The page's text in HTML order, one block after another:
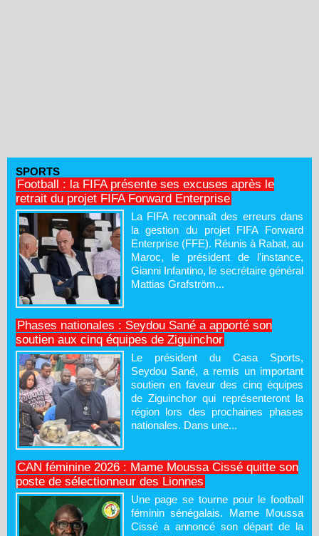
SPORTS
Football : la FIFA présente ses excuses après le
retrait du projet FIFA Forward Enterprise
La FIFA reconnaît des erreurs dans
la gestion du projet FIFA Forward
Enterprise (FFE). Réunis à Rabat, au
Maroc, le président de l'instance,
Gianni Infantino, le secrétaire général
Mattias Grafström...
Phases nationales : Seydou Sané a apporté son
soutien aux cinq équipes de Ziguinchor
Le président du Casa Sports,
Seydou Sané, a remis un important
soutien en faveur des cinq équipes
de Ziguinchor qui représenteront la
région lors des prochaines phases
nationales. Dans une...
CAN féminine 2026 : Mame Moussa Cissé quitte son
poste de sélectionneur des Lionnes
Une page se tourne pour le football
féminin sénégalais. Mame Moussa
Cissé a annoncé son départ de la